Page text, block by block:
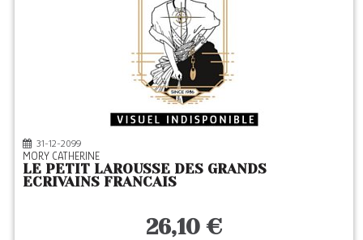
31-12-2099
MORY CATHERINE
LE PETIT LAROUSSE DES GRANDS
ECRIVAINS FRANCAIS
26,10 €